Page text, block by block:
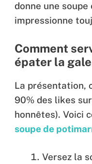
donne une soupe
impressionne
Comment
épater la
La présentation,
90% des likes
honnêtes). Voici
soupe de
Versez la